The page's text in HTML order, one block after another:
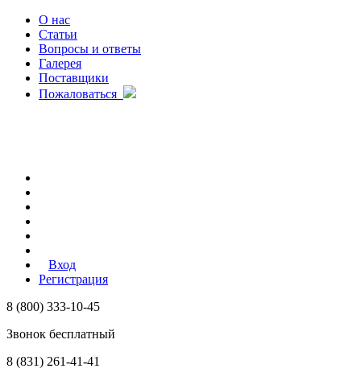
О нас
Статьи
Вопросы и ответы
Галерея
Поставщики
Пожаловаться
Вход
Регистрация
8 (800) 333-10-45
Звонок бесплатный
8 (831) 261-41-41